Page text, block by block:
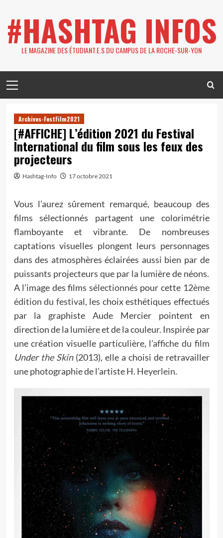
content
#HASHTAG INFOS
LE MAGAZINE DES ÉTUDIANT.E.S DU CAMPUS DE LA ROCHE-SUR-YON
Menu
Archives-FestFilm2021
[#AFFICHE] L’édition 2021 du Festival
International du film sous les feux des
projecteurs
Hashtag-Info 17 octobre 2021
Vous l’aurez sûrement remarqué, beaucoup des
films sélectionnés partagent une colorimétrie
flamboyante et vibrante. De nombreuses
captations visuelles plongent leurs personnages
dans des atmosphères éclairées aussi bien par de
puissants projecteurs que par la lumière de néons.
A l’image des films sélectionnés pour cette 12ème
édition du festival, les choix esthétiques effectués
par la graphiste Aude Mercier pointent en
direction de la lumière et de la couleur. Inspirée par
une création visuelle particulière, l’affiche du film
Under the Skin(2013), elle a choisi de retravailler
une photographie de l’artisteH. Heyerlein.